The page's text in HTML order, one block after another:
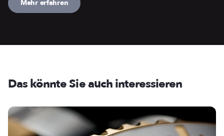
Mehr erfahren
Das könnte Sie auch interessieren